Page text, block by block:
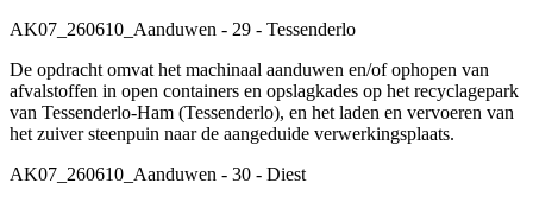
AK07_260610_Aanduwen - 29 - Tessenderlo
De opdracht omvat het machinaal aanduwen en/of ophopen van
afvalstoffen in open containers en opslagkades op het recyclagepark
van Tessenderlo-Ham (Tessenderlo), en het laden en vervoeren van
het zuiver steenpuin naar de aangeduide verwerkingsplaats.
AK07_260610_Aanduwen - 30 - Diest